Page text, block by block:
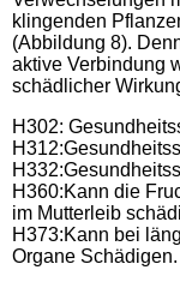
klingenden
(Abbildung 8).
aktive Verbindung
schädlicher
H302:
H360:Kann die
im Mutterleib
H373:Kann bei
Organe Schädigen.